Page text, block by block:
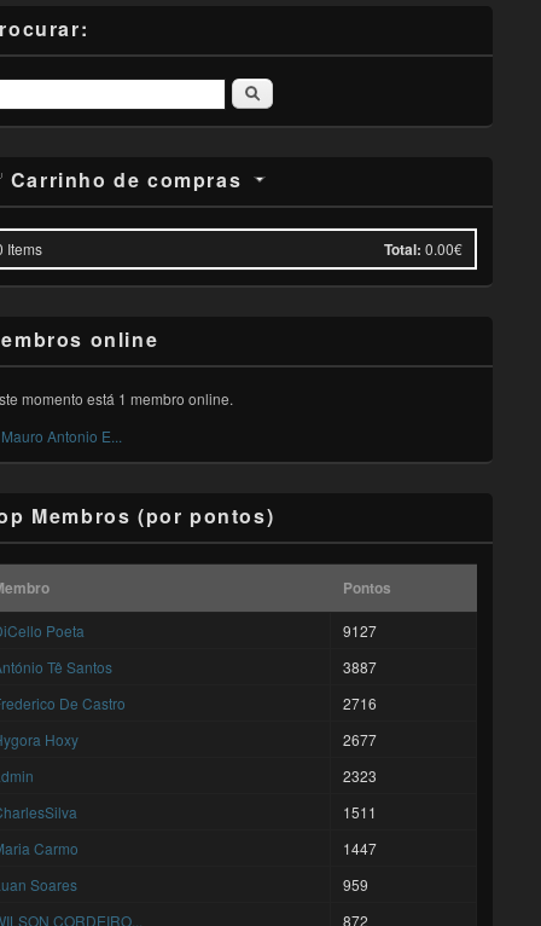
Pesquisar
Carrinho de compras
Items Total: 0.00€
online
momento está 1 membro online.
Mauro Antonio E...
Membros (por pontos)
Pontos
Poeta
9127
Tê Santos
3887
De Castro
2716
Hoxy
2677
2323
1511
Carmo
1447
Soares
959
CORDEIRO...
872